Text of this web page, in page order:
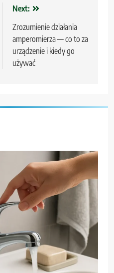
Next:
Zrozumienie działania
amperomierza — co to za
urządzenie i kiedy go
używać